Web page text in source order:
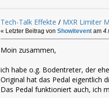
Tech-Talk Effekte / MXR Limiter
« Letzter Beitrag von Showitevent am
Moin zusammen,
ich habe o.g. Bodentreter, der
Original hat das Pedal eigentlich
Das Pedal funktioniert auch, ich